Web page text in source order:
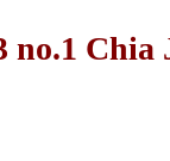
no.1 Chia